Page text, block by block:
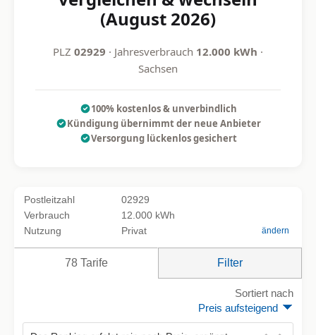
(August 2026)
PLZ 02929 · Jahresverbrauch 12.000 kWh ·
Sachsen
100% kostenlos & unverbindlich
Kündigung übernimmt der neue Anbieter
Versorgung lückenlos gesichert